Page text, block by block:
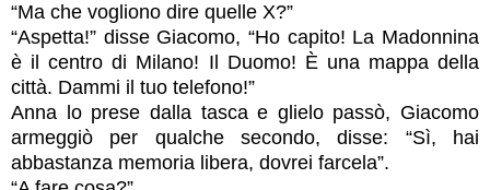
“Ma che vogliono dire quelle X?”
“Aspetta!” disse Giacomo, “Ho capito! La Madonnina
è il centro di Milano! Il Duomo! È una mappa della
città. Dammi il tuo telefono!”
Anna lo prese dalla tasca e glielo passò, Giacomo
armeggiò per qualche secondo, disse: “Sì, hai
abbastanza memoria libera, dovrei farcela”.